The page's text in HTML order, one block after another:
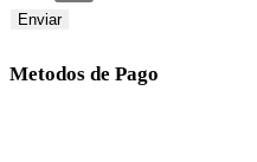
Enviar
Metodos de Pago